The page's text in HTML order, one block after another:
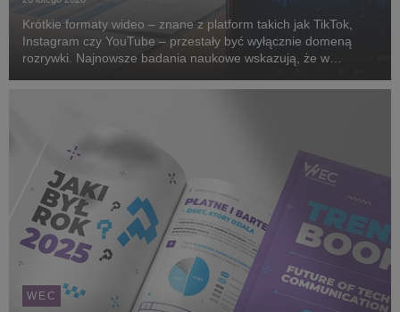
Krótkie formaty wideo – znane z platform takich jak TikTok,
Instagram czy YouTube – przestały być wyłącznie domeną
rozrywki. Najnowsze badania naukowe wskazują, że w
najważniejszych narzędzi komunikacji edukacyjn...
WEC